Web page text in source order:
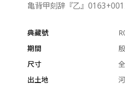
亀背甲刻辞『乙』
典藏號
期間
尺寸
出土地